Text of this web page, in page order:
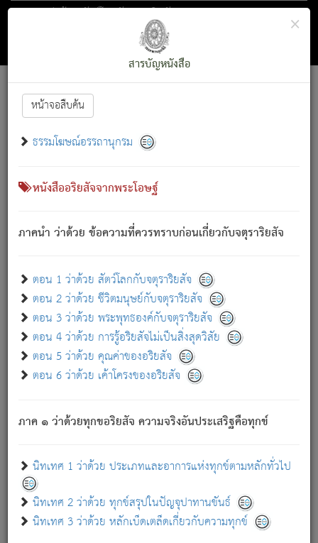
ตอน 1 ว่าด้วย สัตว์โลกกับจตุราริยสัจ
สารบัญ×
สารบัญหนังสือ
หน้าจอสืบค้น
ธรรมโฆษณ์อรรถานุกรม
หนังสืออริยสัจจากพระโอษฐ์
ภาคนำ ว่าด้วย ข้อความที่ควรทราบก่อนเกี่ยวกับจตุราริยสัจ
ตอน 1 ว่าด้วย สัตว์โลกกับจตุราริยสัจ
ตอน 2 ว่าด้วย ชีวิตมนุษย์กับจตุราริยสัจ
ตอน 3 ว่าด้วย พระพุทธองค์กับจตุราริยสัจ
ตอน 4 ว่าด้วย การรู้อริยสัจไม่เป็นสิ่งสุดวิสัย
ตอน 5 ว่าด้วย คุณค่าของอริยสัจ
ตอน 6 ว่าด้วย เค้าโครงของอริยสัจ
ภาค ๑ ว่าด้วยทุกขอริยสัจ ความจริงอันประเสริฐคือทุกข์
นิทเทศ 1 ว่าด้วย ประเภทและอาการแห่งทุกข์ตามหลักทั่วไป
นิทเทศ 2 ว่าด้วย ทุกข์สรุปในปัญจุปาทานขันธ์
นิทเทศ 3 ว่าด้วย หลักเบ็ดเตล็ดเกี่ยวกับความทุกข์
Font :15 ]||
สัตว์โลกนี้ เกิดความเดือดร้อนแล้ว มีผัสสะบังหน้า
เขาสำคัญสิ่งใด โดยความเป็นประการใด แต่สิ่งนั้นย่อมเป็น
(ตามที่เป็นจริง) โดยประการอื่นจากที่เขาสำคัญนั้น
สัตว์โลกติดข้องอยู่ในภพ ถูกภพบังหน้าแล้ว มีภพโดยความ
เป็นอย่างอื่น (จากที่มันเป็นอยู่จริง) จึงได้เพลิดเพลินยิ่งนักในภพ
เขาเพลิดเพลินยิ่งนักในสิ่งใด สิ่งนั้นเป็นภัย (ที่เขาไม่รู้จัก)
เขากลัวต่อสิ่งใดสิ่งนั้นเป็นทุกข์
พรหมจรรย์นี้ อันบุคคลย่อมประพฤติ ก็เพื่อการละขาดซึ่ง
ภพ.
สมณะหรือพราหมณ์เหล่าใด กล่าวความหลุดพ้นจากภพว่า
มีได้เพราะภพ เรากล่าวว่า สมณะหรือพราหมณ์ทั้งปวงนั้น
มิใช่ผู้หลดพ้นจากภพ.
ภพ ว่ามีได้เพราะวิภพ[2]: เรากล่าวว่า สมณะหรือพราหมณ์ทั้ง
ปวงนั้น ก็ยังสลัดภพออกไปไม่ได้.
ก็ทุกข์นี้มีขึ้น เพราะอาศัยซึ่งอุปธิทั้งปวง.
เพราะความสิ้นไปแห่งอุปาทานทั้งปวง ความเกิดขึ้นแห่ง
ทุกข์จึงไม่มี.
ท่านจงดูโลกนี้เถิด (จะเห็นว่า) สัตว์ทั้งหลายอันอวิชาหนา
แน่นบังหนาแล้ว; และว่า สัตว์ผู้ยินดีในภพอันเป็นแล้วนั้น ย่อม